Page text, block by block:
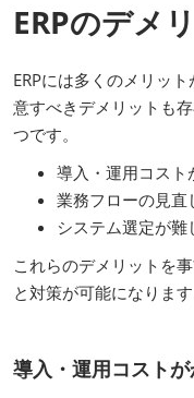
ERPのデメ
ERPには多くのメリッ
意すべきデメリットも
つです。
導入・運用コスト
業務フローの見直
システム選定が難
これらのデメリットを
と対策が可能になります
導入・運用コスト